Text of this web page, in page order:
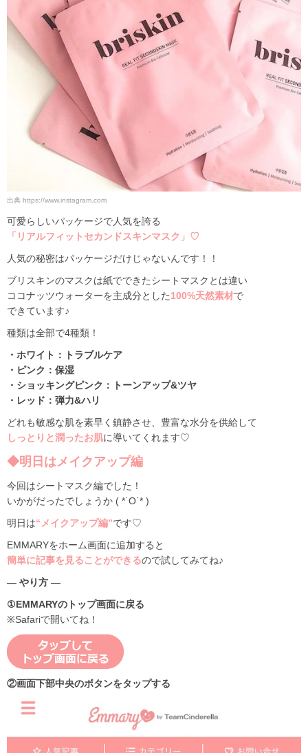
出典 https://www.instagram.com
可愛らしいパッケージで人気を誇る
「リアルフィットセカンドスキンマスク」♡
人気の秘密はパッケージだけじゃないんです！！
ブリスキンのマスクは紙でできたシートマスクとは違い
ココナッツウォーターを主成分とした100%天然素材で
できています♪
種類は全部で4種類！
・ホワイト：トラブルケア
・ピンク：保湿
・ショッキングピンク：トーンアップ&ツヤ
・レッド：弾力&ハリ
どれも敏感な肌を素早く鎮静させ、豊富な水分を供給して
しっとりと潤ったお肌に導いてくれます♡
◆明日はメイクアップ編
今回はシートマスク編でした！
いかがだったでしょうか ( *˙O˙* )
明日は“メイクアップ編”です♡
EMMARYをホーム画面に追加すると
簡単に記事を見ることができるので試してみてね♪
— やり方 —
①EMMARYのトップ画面に戻る
※Safariで開いてね！
②画面下部中央のボタンをタップする